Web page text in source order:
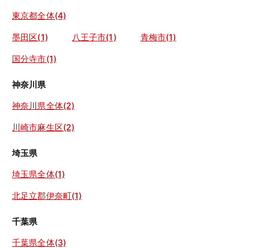
東京都全体(4)
墨田区(1) 八王子市(1) 青梅市(1)
国分寺市(1)
神奈川県
神奈川県全体(2)
川崎市麻生区(2)
埼玉県
埼玉県全体(1)
北足立郡伊奈町(1)
千葉県
千葉県全体(3)